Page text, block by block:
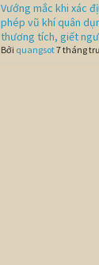
Vướng mắc khi xác
phép vũ khí quân
thương tích, giết
Bởi quangsot7 tháng